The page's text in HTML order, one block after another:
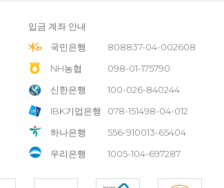
입금 계좌 안내
국민은행
808837-04-002608
NH농협
098-01-175790
신한은행
100-026-840244
IBK기업은행
078-151498-04-012
하나은행
556-910013-65404
우리은행
1005-104-697287